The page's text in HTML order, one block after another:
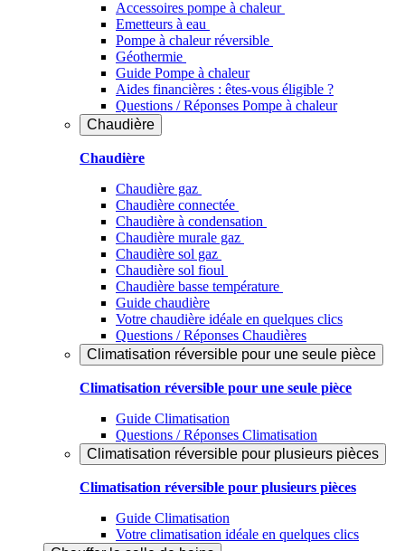
Accessoires pompe à chaleur
Emetteurs à eau
Pompe à chaleur réversible
Géothermie
Guide Pompe à chaleur
Aides financières : êtes-vous éligible ?
Questions / Réponses Pompe à chaleur
Chaudière
Chaudière
Chaudière gaz
Chaudière connectée
Chaudière à condensation
Chaudière murale gaz
Chaudière sol gaz
Chaudière sol fioul
Chaudière basse température
Guide chaudière
Votre chaudière idéale en quelques clics
Questions / Réponses Chaudières
Climatisation réversible pour une seule pièce
Climatisation réversible pour une seule pièce
Guide Climatisation
Questions / Réponses Climatisation
Climatisation réversible pour plusieurs pièces
Climatisation réversible pour plusieurs pièces
Guide Climatisation
Votre climatisation idéale en quelques clics